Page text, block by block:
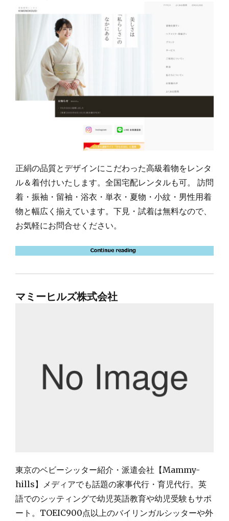
正絹の品質とデザインにこだわった高級着物をレンタ
ル＆着付けいたします。全国宅配レンタルも可。 訪問
着・振袖・留袖・浴衣・単衣・夏物・小紋・男性用着
物と幅広く揃えています。下見・試着は無料なので、
お気軽にお問合せください。
マミーヒルズ株式会社
東京のベビーシッター紹介・派遣会社【Mammy-
hills】メディアでも話題の家事代行・育児代行。英
語でのシッティングで幼児英語教育や幼児受験もサポ
ート。TOEIC900点以上のバイリンガルシッターや外